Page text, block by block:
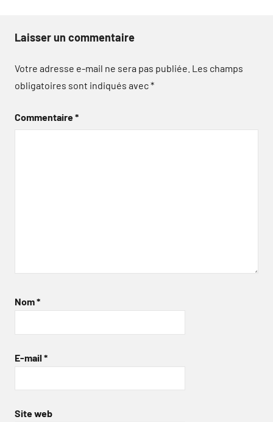
Laisser un commentaire
Votre adresse e-mail ne sera pas publiée. Les champs
obligatoires sont indiqués avec*
Commentaire*
Nom*
E-mail *
Site web